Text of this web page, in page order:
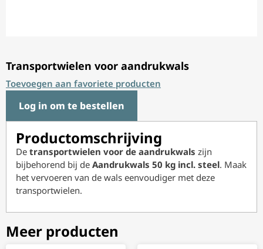
Transportwielen voor aandrukwals
Toevoegen aan favoriete producten
Log in om te bestellen
Productomschrijving
De transportwielen voor de aandrukwals zijn
bijbehorend bij de Aandrukwals 50 kg incl. steel. Maak
het vervoeren van de wals eenvoudiger met deze
transportwielen.
Meer producten